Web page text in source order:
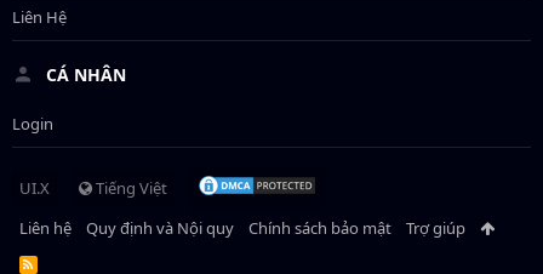
Liên Hệ
CÁ NHÂN
Login
UI.X
Tiếng Việt
Liên hệ
Quy định và Nội quy Chính sách bảo mật Trợ giúp
R